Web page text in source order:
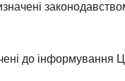
до